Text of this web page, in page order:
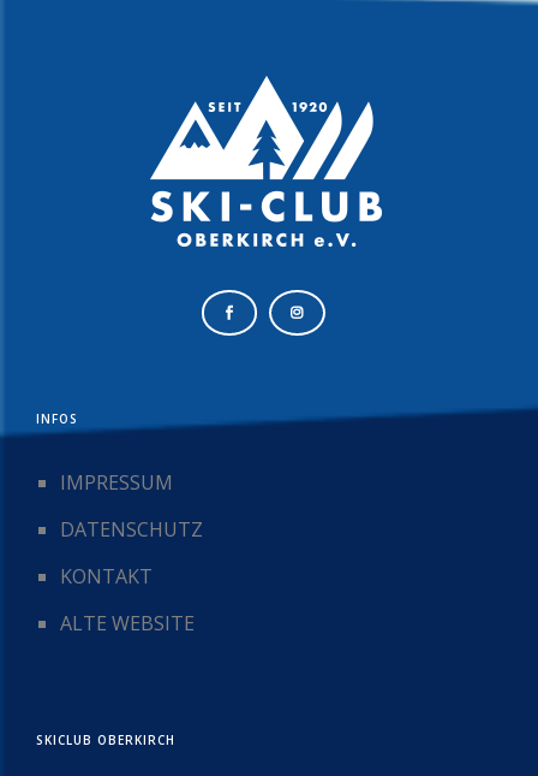
INFOS
IMPRESSUM
DATENSCHUTZ
KONTAKT
ALTE WEBSITE
SKICLUB OBERKIRCH